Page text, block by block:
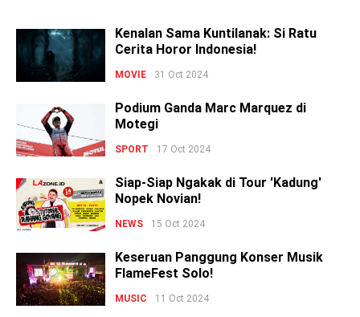
Kenalan Sama Kuntilanak: Si Ratu
Cerita Horor Indonesia!
MOVIE 31 Oct 2024
Podium Ganda Marc Marquez di
Motegi
SPORT 17 Oct 2024
Siap-Siap Ngakak di Tour 'Kadung'
Nopek Novian!
NEWS 15 Oct 2024
Keseruan Panggung Konser Musik
FlameFest Solo!
MUSIC 11 Oct 2024